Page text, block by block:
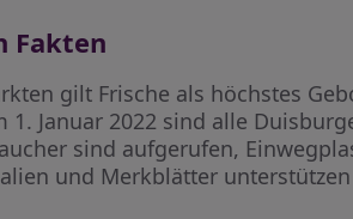
Fakten
gilt Frische als höchstes
1. Januar 2022 sind alle
sind aufgerufen,
und Merkblätter